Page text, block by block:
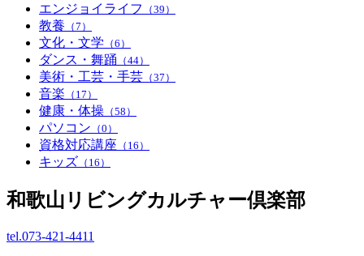
エンジョイライフ （39）
教養 （7）
文化・文学 （6）
ダンス・舞踊 （44）
美術・工芸・手芸 （37）
音楽 （17）
健康・体操 （58）
パソコン （0）
資格対応講座 （16）
キッズ （16）
和歌山リビングカルチャー倶楽部
tel.073-421-4411